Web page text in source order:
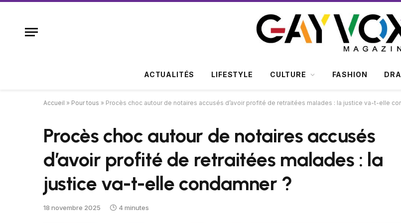
ACTUALITÉS LIFESTYLE CULTURE FASHION
Accueil » Pour tous » Procès choc autour de notaires accusés d’avoir profité de retraitées malades : la justice va-t-elle
Procès choc autour de notaires accusés
d’avoir profité de retraitées malades : la
justice va-t-elle condamner ?
18 novembre 2025 4 minutes